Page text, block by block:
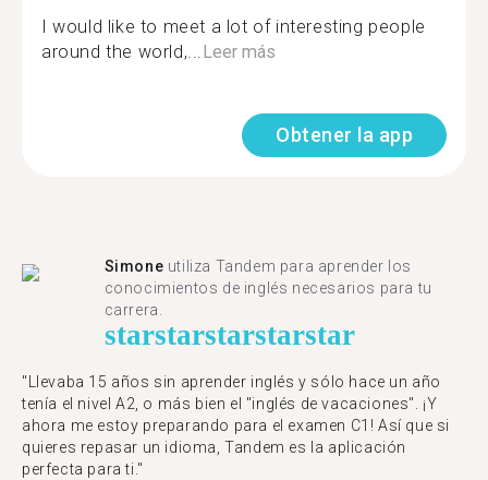
I would like to meet a lot of interesting people
around the world,...Leer más
Obtener la app
Simone utiliza Tandem para aprender los
conocimientos de inglés necesarios para tu
carrera.
starstarstarstarstar
"Llevaba 15 años sin aprender inglés y sólo hace un año
tenía el nivel A2, o más bien el "inglés de vacaciones". ¡Y
ahora me estoy preparando para el examen C1! Así que si
quieres repasar un idioma, Tandem es la aplicación
perfecta para ti."